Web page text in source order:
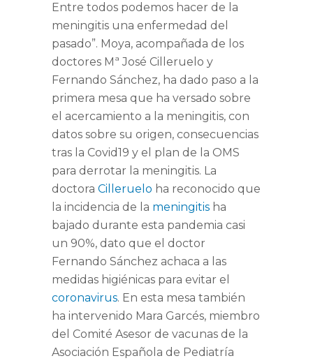
Entre todos podemos hacer de la
meningitis una enfermedad del
pasado”. Moya, acompañada de los
doctores Mª José Cilleruelo y
Fernando Sánchez, ha dado paso a la
primera mesa que ha versado sobre
el acercamiento a la meningitis, con
datos sobre su origen, consecuencias
tras la Covid19 y el plan de la OMS
para derrotar la meningitis. La
doctora Cilleruelo ha reconocido que
la incidencia de la meningitis ha
bajado durante esta pandemia casi
un 90%, dato que el doctor
Fernando Sánchez achaca a las
medidas higiénicas para evitar el
coronavirus. En esta mesa también
ha intervenido Mara Garcés, miembro
del Comité Asesor de vacunas de la
Asociación Española de Pediatría